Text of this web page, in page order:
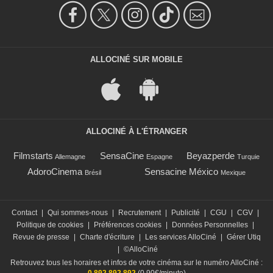
ALLOCINÉ SUR MOBILE
ALLOCINÉ À L'ÉTRANGER
Filmstarts Allemagne SensaCine Espagne Beyazperde Turquie
AdoroCinema Brésil Sensacine México Mexique
Contact Qui sommes-nous Recrutement Publicité CGU CGV
Politique de cookies
Préférences cookies Données Personnelles
Revue de presse
Charte d'écriture Les services AlloCiné
Gérer Utiq
©AlloCiné
Retrouvez tous les horaires et infos de votre cinéma sur le numéro AlloCiné :